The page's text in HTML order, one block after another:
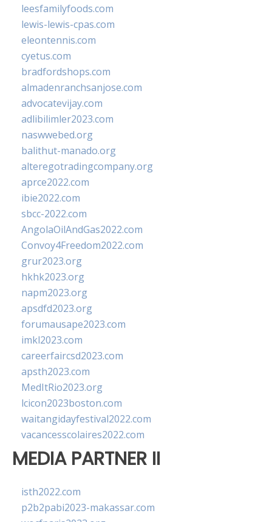
leesfamilyfoods.com
lewis-lewis-cpas.com
eleontennis.com
cyetus.com
bradfordshops.com
almadenranchsanjose.com
advocatevijay.com
adlibilimler2023.com
naswwebed.org
balithut-manado.org
alteregotradingcompany.org
aprce2022.com
ibie2022.com
sbcc-2022.com
AngolaOilAndGas2022.com
Convoy4Freedom2022.com
grur2023.org
hkhk2023.org
napm2023.org
apsdfd2023.org
forumausape2023.com
imkl2023.com
careerfaircsd2023.com
apsth2023.com
MedItRio2023.org
lcicon2023boston.com
waitangidayfestival2022.com
vacancesscolaires2022.com
MEDIA PARTNER II
isth2022.com
p2b2pabi2023-makassar.com